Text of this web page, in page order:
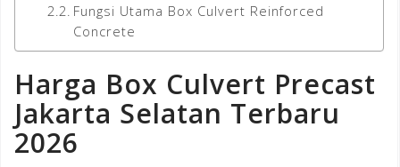
Fungsi Utama Box Culvert Reinforced
Concrete
Harga Box Culvert Precast
Jakarta Selatan Terbaru
2026